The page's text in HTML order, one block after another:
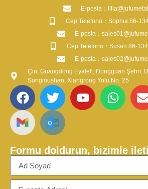
​E-posta​：
​Cep Telefonu：Sophia:86-
​E-posta​：
​Cep Telefonu：Susan:86-
​E-posta​：
Çin, Guangdong Eyaleti, Dongguan Şehri,
Songmushan, Xiangrong Yolu No. 25
Formu doldurun, bizimle